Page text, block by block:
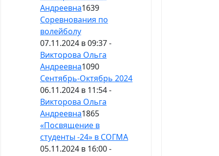
Андреевна1639
Соревнования по
волейболу
07.11.2024 в 09:37 -
Викторова Ольга
Андреевна1090
Сентябрь-Октябрь 2024
06.11.2024 в 11:54 -
Викторова Ольга
Андреевна1865
«Посвящение в
студенты -24» в СОГМА
05.11.2024 в 16:00 -